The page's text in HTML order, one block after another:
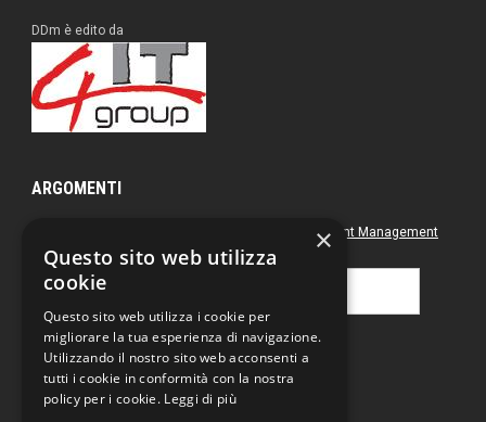
DDm è edito da
ARGOMENTI
Document Management
Green Postal & Mail Printing
Ricerca
×
Questo sito web utilizza
cookie
Questo sito web utilizza i cookie per
migliorare la tua esperienza di navigazione.
Utilizzando il nostro sito web acconsenti a
tutti i cookie in conformità con la nostra
policy per i cookie. Leggi di più